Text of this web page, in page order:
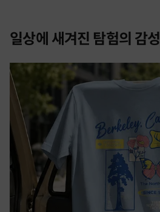
일상에 새겨진 탐험의 감성